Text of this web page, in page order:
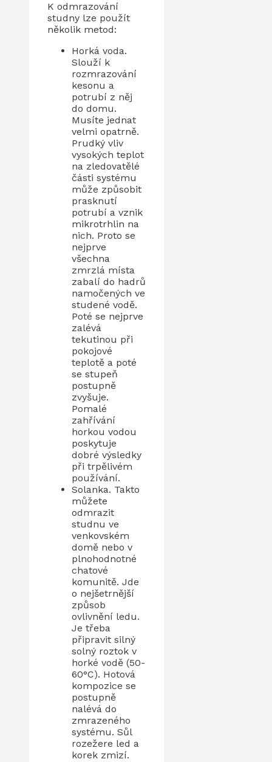
K odmrazování
studny lze použít
několik metod:
Horká voda.
Slouží k
rozmrazování
kesonu a
potrubí z něj
do domu.
Musíte jednat
velmi opatrně.
Prudký vliv
vysokých teplot
na zledovatělé
části systému
může způsobit
prasknutí
potrubí a vznik
mikrotrhlin na
nich. Proto se
nejprve
všechna
zmrzlá místa
zabalí do hadrů
namočených ve
studené vodě.
Poté se nejprve
zalévá
tekutinou při
pokojové
teplotě a poté
se stupeň
postupně
zvyšuje.
Pomalé
zahřívání
horkou vodou
poskytuje
dobré výsledky
při trpělivém
používání.
Solanka. Takto
můžete
odmrazit
studnu ve
venkovském
domě nebo v
plnohodnotné
chatové
komunitě. Jde
o nejšetrnější
způsob
ovlivnění ledu.
Je třeba
připravit silný
solný roztok v
horké vodě (50-
60°C). Hotová
kompozice se
postupně
nalévá do
zmrazeného
systému. Sůl
rozežere led a
korek zmizí.